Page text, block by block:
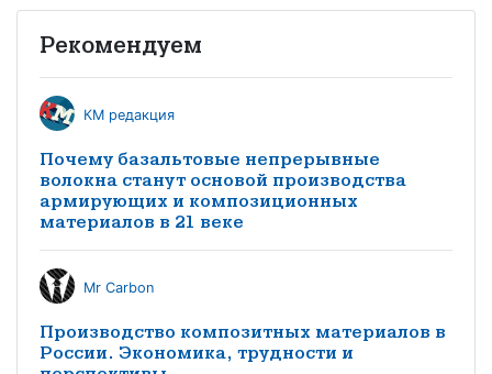
Рекомендуем
КМ редакция
Почему базальтовые непрерывные
волокна станут основой производства
армирующих и композиционных
материалов в 21 веке
Mr Carbon
Производство композитных материалов в
России. Экономика, трудности и